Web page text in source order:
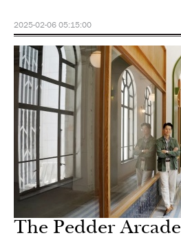
2025-02-06 05:15:00
The Pedder Arcade